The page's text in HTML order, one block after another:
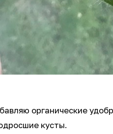
органические
кусты.